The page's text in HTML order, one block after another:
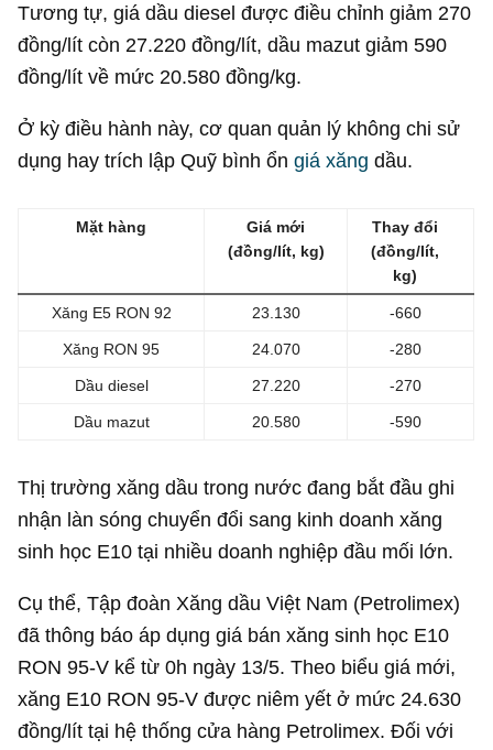
Tương tự, giá dầu diesel được điều chỉnh giảm 270
đồng/lít còn 27.220 đồng/lít, dầu mazut giảm 590
đồng/lít về mức 20.580 đồng/kg.
Ở kỳ điều hành này, cơ quan quản lý không chi sử
dụng hay trích lập Quỹ bình ổngiá xăng dầu.
Mặt hàng
Giá mới
(đồng/lít, kg)
Thay đổi
(đồng/lít,
kg)
Xăng E5 RON 92 23.130 -660
Xăng RON 95 24.070 -280
Dầu diesel 27.220 -270
Dầu mazut 20.580 -590
Thị trường xăng dầu trong nước đang bắt đầu ghi
nhận làn sóng chuyển đổi sang kinh doanh xăng
sinh học E10 tại nhiều doanh nghiệp đầu mối lớn.
Cụ thể, Tập đoàn Xăng dầu Việt Nam (Petrolimex)
đã thông báo áp dụng giá bán xăng sinh học E10
RON 95-V kể từ 0h ngày 13/5. Theo biểu giá mới,
xăng E10 RON 95-V được niêm yết ở mức 24.630
đồng/lít tại hệ thống cửa hàng Petrolimex. Đối với